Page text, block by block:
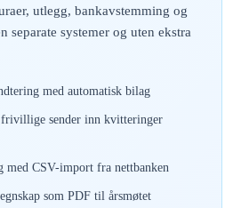
utlegg, bankavstemming og
separate systemer og uten ekstra
med automatisk bilag
sender inn kvitteringer
med CSV-import fra nettbanken
som PDF til årsmøtet